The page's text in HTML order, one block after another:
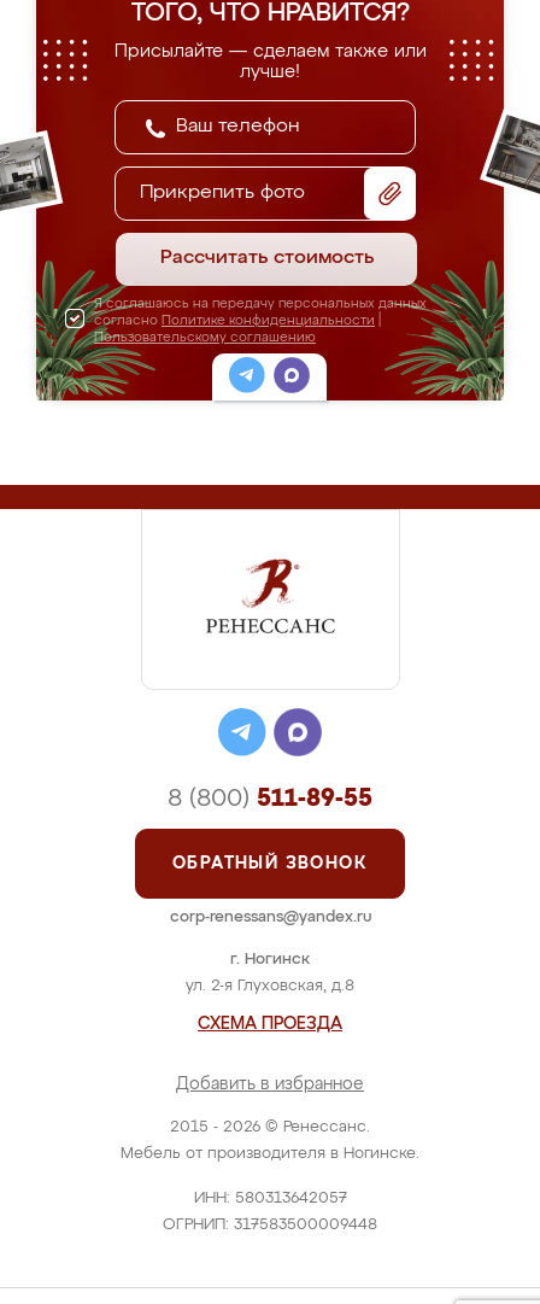
ТОГО, ЧТО НРАВИТСЯ?
Присылайте — сделаем также или
лучше!
Прикрепить фото
Рассчитать стоимость
Я соглашаюсь на передачу персональных данных
согласно Политике конфиденциальности
Пользовательскому соглашению
2015 - 2026 © Ренессанс.
Мебель от производителя в Ногинске.
ИНН: 580313642057
ОГРНИП: 317583500009448
г. Ногинск
ул. 2-я Глуховская, д.8
СХЕМА ПРОЕЗДА
Добавить в избранное
8 (800) 511-89-55
ОБРАТНЫЙ ЗВОНОК
corp-renessans@yandex.ru